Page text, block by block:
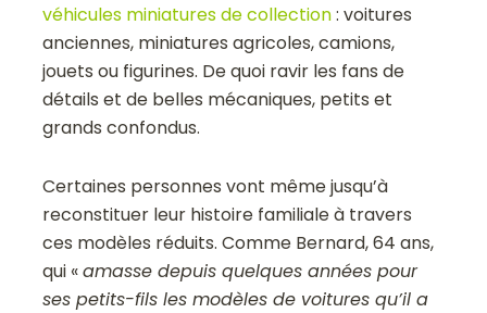
véhicules miniatures de collection: voitures
anciennes, miniatures agricoles, camions,
jouets ou figurines. De quoi ravir les fans de
détails et de belles mécaniques, petits et
grands confondus.
Certaines personnes vont même jusqu’à
reconstituer leur histoire familiale à travers
ces modèles réduits. Comme Bernard, 64 ans,
qui «amasse depuis quelques années pour
ses petits-fils les modèles de voitures qu’il a